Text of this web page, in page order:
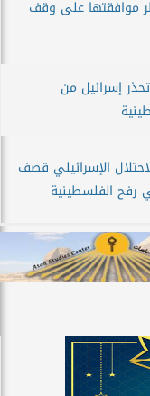
موافقتها على وقف
إسرائيل من
الإسرائيلي قصف
رفح الفلسطينية